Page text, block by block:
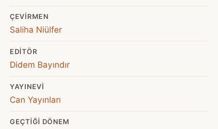
ÇEVIRMEN
Saliha Niülfer
EDITÖR
Didem Bayındır
YAYINEVI
Can Yayınları
GEÇTIĞI DÖNEM